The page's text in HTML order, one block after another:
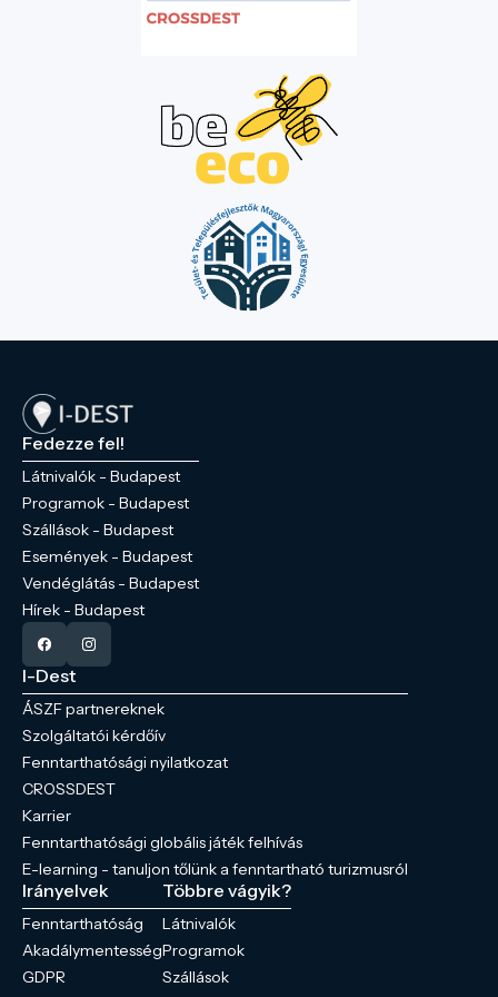
Fedezze fel!
Látnivalók - Budapest
Programok - Budapest
Szállások - Budapest
Események - Budapest
Vendéglátás - Budapest
Hírek - Budapest
I-Dest
ÁSZF partnereknek
Szolgáltatói kérdőív
Fenntarthatósági nyilatkozat
CROSSDEST
Karrier
Fenntarthatósági globális játék felhívás
E-learning - tanuljon tőlünk a fenntartható turizmusról
Irányelvek
Fenntarthatóság
Akadálymentesség
GDPR
Többre vágyik?
Látnivalók
Programok
Szállások